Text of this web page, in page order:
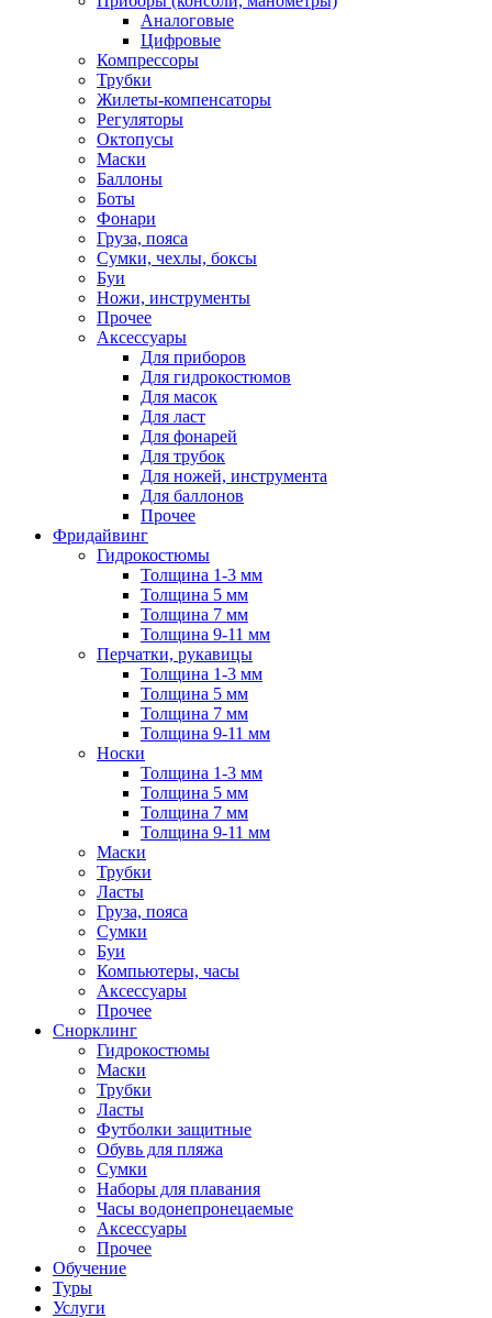
Аналоговые
Цифровые
Компрессоры
Трубки
Жилеты-компенсаторы
Регуляторы
Октопусы
Маски
Баллоны
Боты
Фонари
Груза, пояса
Сумки, чехлы, боксы
Буи
Ножи, инструменты
Прочее
Аксессуары
Для приборов
Для гидрокостюмов
Для масок
Для ласт
Для фонарей
Для трубок
Для ножей, инструмента
Для баллонов
Прочее
Фридайвинг
Гидрокостюмы
Толщина 1-3 мм
Толщина 5 мм
Толщина 7 мм
Толщина 9-11 мм
Перчатки, рукавицы
Толщина 1-3 мм
Толщина 5 мм
Толщина 7 мм
Толщина 9-11 мм
Носки
Толщина 1-3 мм
Толщина 5 мм
Толщина 7 мм
Толщина 9-11 мм
Маски
Трубки
Ласты
Груза, пояса
Сумки
Буи
Компьютеры, часы
Аксессуары
Прочее
Снорклинг
Гидрокостюмы
Маски
Трубки
Ласты
Футболки защитные
Обувь для пляжа
Сумки
Наборы для плавания
Часы водонепронецаемые
Аксессуары
Прочее
Обучение
Туры
Услуги